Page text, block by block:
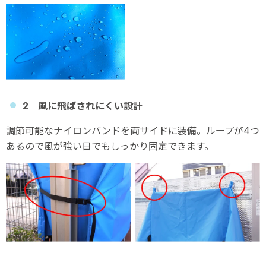
2 風に飛ばされにくい設計
調節可能なナイロンバンドを両サイドに装備。ループが4つ
あるので風が強い日でもしっかり固定できます。